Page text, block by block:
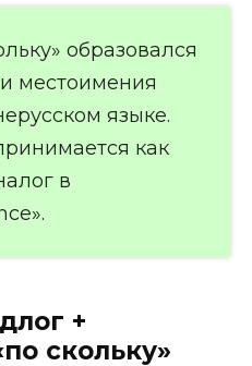
образовался
местоимения
языке.
как
в
+
скольку»